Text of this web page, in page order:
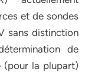
et de sondes
sans distinction
de
(pour la plupart)